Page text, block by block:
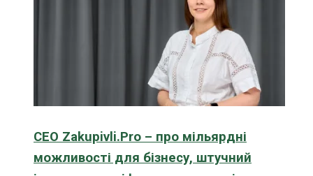
CEO Zakupivli.Pro – про мільярдні
можливості для бізнесу, штучний